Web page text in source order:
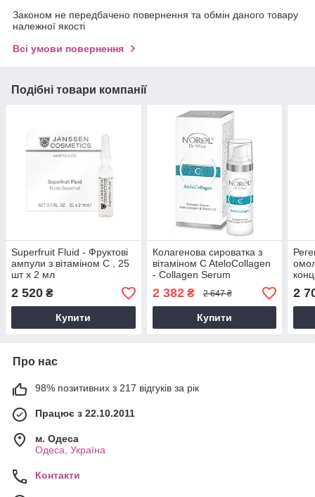
Законом не передбачено повернення та обмін даного товару
належної якості
Всі умови повернення
Подібні товари компанії
Superfruit Fluid - Фруктові
ампули з вітаміном C , 25
шт х 2 мл
2 520 ₴
Купити
Колагенова сироватка з
вітаміном C AteloCollagen
- Collagen Serum
Atelocollagen & Vitamin C,
30 мл
2 382₴ 2 647 ₴
Купити
2
Про нас
98% позитивних з 217 відгуків за рік
Працює з 22.10.2011
м. Одеса
Одеса, Україна
Контакти